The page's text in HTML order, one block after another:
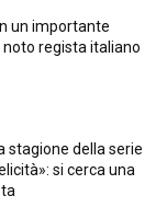
un importante
regista italiano
stagione della serie
si cerca una